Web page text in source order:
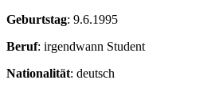
Geburtstag: 9.6.1995
Beruf: irgendwann Student
Nationalität: deutsch